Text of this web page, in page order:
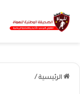
الرئيسية /